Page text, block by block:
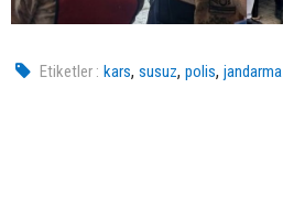
Etiketler : kars,susuz,polis,jandarma